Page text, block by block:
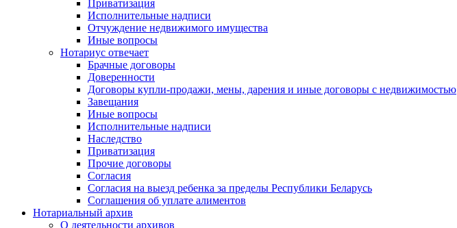
Приватизация
Исполнительные надписи
Отчуждение недвижимого имущества
Иные вопросы
Нотариус отвечает
Брачные договоры
Доверенности
Договоры купли-продажи, мены, дарения и иные договоры с недвижимостью
Завещания
Иные вопросы
Исполнительные надписи
Наследство
Приватизация
Прочие договоры
Согласия
Согласия на выезд ребенка за пределы Республики Беларусь
Соглашения об уплате алиментов
Нотариальный архив
О деятельности архивов